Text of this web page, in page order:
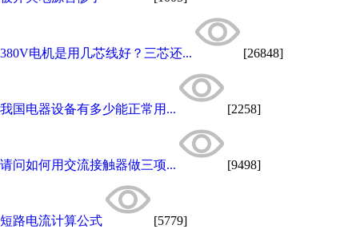
380V电机是用几芯线好？三芯还... [26848]
我国电器设备有多少能正常用... [2258]
请问如何用交流接触器做三项... [9498]
短路电流计算公式 [5779]